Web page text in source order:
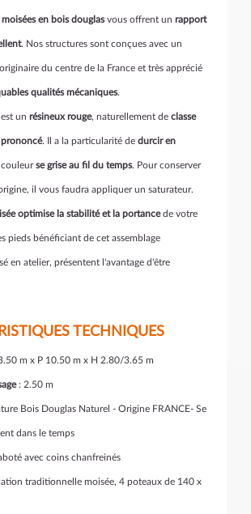
en bois douglasvous offrent un rapport
. Nos structures sont conçues avec un
du centre de la France et très apprécié
qualités mécaniques.
un résineux rouge, naturellement de classe
prononcé. Il a la particularité de durcir en
se grise au fil du temps. Pour conserver
il vous faudra appliquer un saturateur.
optimise la stabilité et la portancede votre
pieds bénéficiant de cet assemblage
en atelier, présentent l'avantage d'être
TECHNIQUES
m x P 10.50 m x H 2.80/3.65 m
: 2.50 m
Bois Douglas Naturel - Origine FRANCE- Se
dans le temps
avec coins chanfreinés
traditionnelle moisée, 4 poteaux de 140 x